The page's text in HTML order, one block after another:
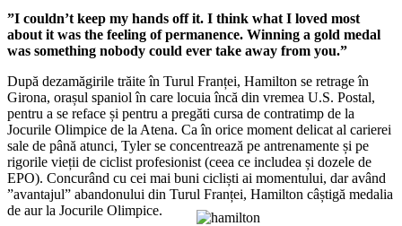
”I couldn’t keep my hands off it. I think what I loved most
about it was the feeling of permanence. Winning a gold medal
was something nobody could ever take away from you.”
După dezamăgirile trăite în Turul Franței, Hamilton se retrage în
Girona, orașul spaniol în care locuia încă din vremea U.S. Postal,
pentru a se reface și pentru a pregăti cursa de contratimp de la
Jocurile Olimpice de la Atena. Ca în orice moment delicat al carierei
sale de până atunci, Tyler se concentrează pe antrenamente și pe
rigorile vieții de ciclist profesionist (ceea ce includea și dozele de
EPO). Concurând cu cei mai buni cicliști ai momentului, dar având
”avantajul” abandonului din Turul Franței, Hamilton câștigă medalia
de aur la Jocurile Olimpice.